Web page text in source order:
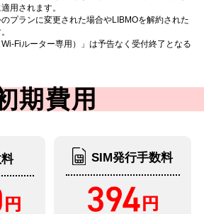
用されます。
プランに変更された場合やLIBMOを解約された
Wi-Fiルーター専用）」は予告なく受付終了となる
期費用
SIM発行手数料